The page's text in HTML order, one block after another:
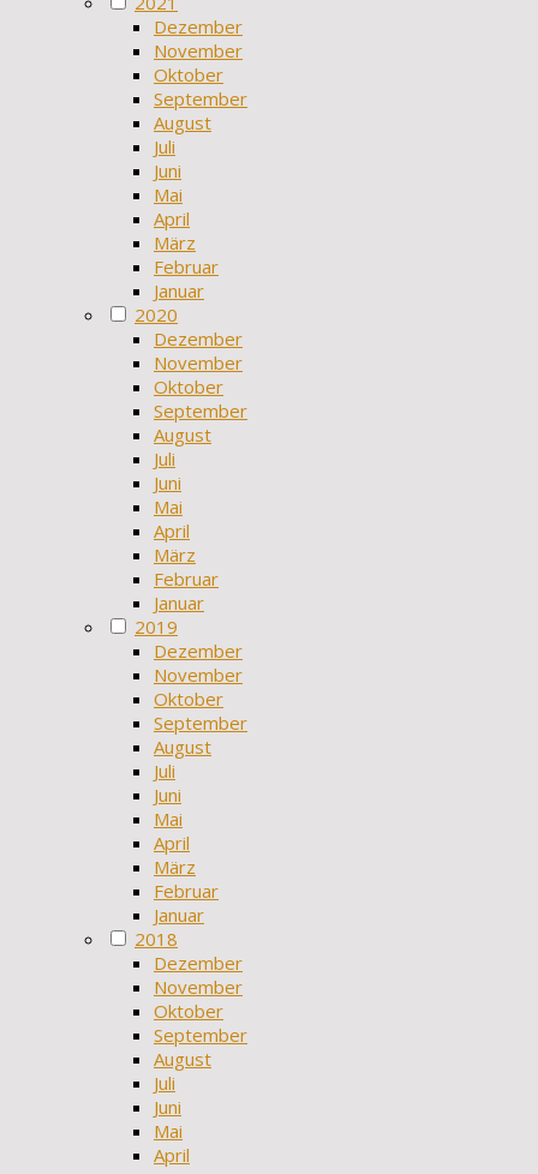
Dezember
November
Oktober
September
August
Juli
Juni
Mai
April
März
Februar
Januar
2020
Dezember
November
Oktober
September
August
Juli
Juni
Mai
April
März
Februar
Januar
2019
Dezember
November
Oktober
September
August
Juli
Juni
Mai
April
März
Februar
Januar
2018
Dezember
November
Oktober
September
August
Juli
Juni
Mai
April